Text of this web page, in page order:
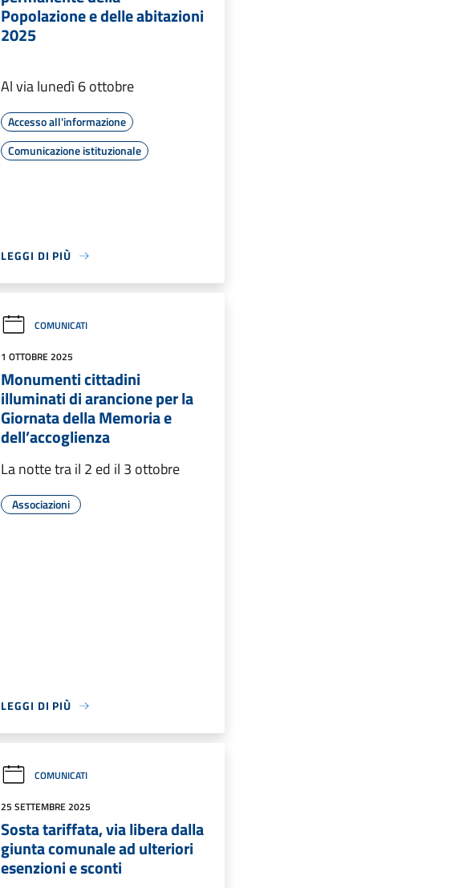
Popolazione e delle abitazioni
2025
Al via lunedì 6 ottobre
Accesso all'informazione
Comunicazione istituzionale
LEGGI DI PIÙ
COMUNICATI
1 OTTOBRE 2025
Monumenti cittadini
illuminati di arancione per la
Giornata della Memoria e
dell’accoglienza
La notte tra il 2 ed il 3 ottobre
Associazioni
LEGGI DI PIÙ
COMUNICATI
25 SETTEMBRE 2025
Sosta tariffata, via libera dalla
giunta comunale ad ulteriori
esenzioni e sconti